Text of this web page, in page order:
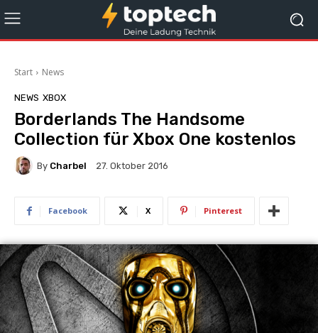
Start News
NEWS XBOX
Borderlands The Handsome
Collection für Xbox One kostenlos
By Charbel 27. Oktober 2016
Facebook X Pinterest